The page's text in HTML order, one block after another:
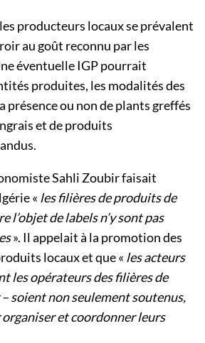
producteurs locaux se prévalent
au goût reconnu par les
éventuelle IGP pourrait
produites, les modalités des
présence ou non de plants greffés
et de produits
Sahli Zoubir faisait
« les filières de produits de
l’objet de labels n’y sont pas
». Il appelait à la promotion des
locaux et que « les acteurs
les opérateurs des filières de
soient non seulement soutenus,
et coordonner leurs